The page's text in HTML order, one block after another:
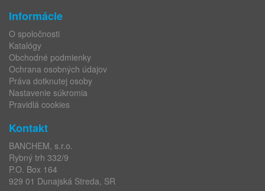
Informácie
O spoločnosti
Katalógy
Obchodné podmienky
Ochrana osobných údajov
Práva dotknutej osoby
Nastavenie súkromia
Pravidlá cookies
Kontakt
BANCHEM, s.r.o.
Rybný trh 332/9
P.O. Box 164
929 01 Dunajská Streda, SR